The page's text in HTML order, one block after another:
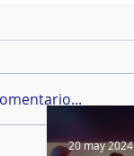
20 may 2024